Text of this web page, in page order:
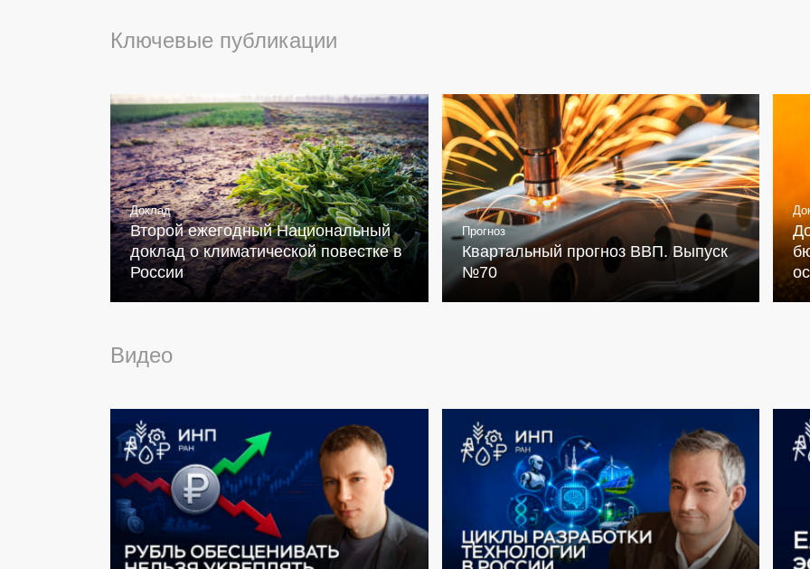
Ключевые публикации
Доклад
Второй ежегодный Национальный
доклад о климатической повестке в
России
Прогноз
Квартальный прогноз ВВП. Выпуск
№70
Видео